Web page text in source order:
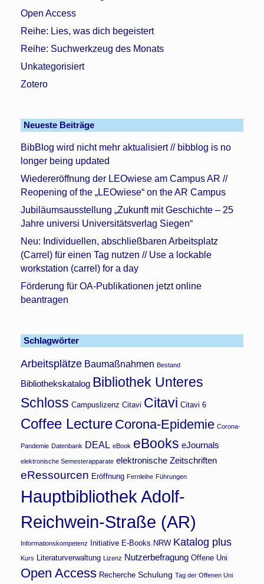
Open Access
Reihe: Lies, was dich begeistert
Reihe: Suchwerkzeug des Monats
Unkategorisiert
Zotero
Neueste Beiträge
BibBlog wird nicht mehr aktualisiert // bibblog is no
longer being updated
Wiedereröffnung der LEOwiese am Campus AR //
Reopening of the „LEOwiese“ on the AR Campus
Jubiläumsausstellung „Zukunft mit Geschichte – 25
Jahre universi Universitätsverlag Siegen“
Neu: Individuellen, abschließbaren Arbeitsplatz
(Carrel) für einen Tag nutzen // Use a lockable
workstation (carrel) for a day
Förderung für OA-Publikationen jetzt online
beantragen
Schlagwörter
Arbeitsplätze Baumaßnahmen Bestand
Bibliothekskatalog Bibliothek Unteres
Schloss Campuslizenz Citavi Citavi Citavi 6
Coffee Lecture Corona-Epidemie Corona-
Pandemie Datenbank DEAL eBook eBooks eJournals
elektronische Semesterapparate elektronische Zeitschriften
eRessourcen Eröffnung Fernleihe Führungen
Hauptbibliothek Adolf-
Reichwein-Straße (AR)
Informationskompetenz Initiative E-Books.NRW Katalog plus
Kurs Literaturverwaltung Lizenz Nutzerbefragung Offene Uni
Open Access Recherche Schulung Tag der Offenen Uni